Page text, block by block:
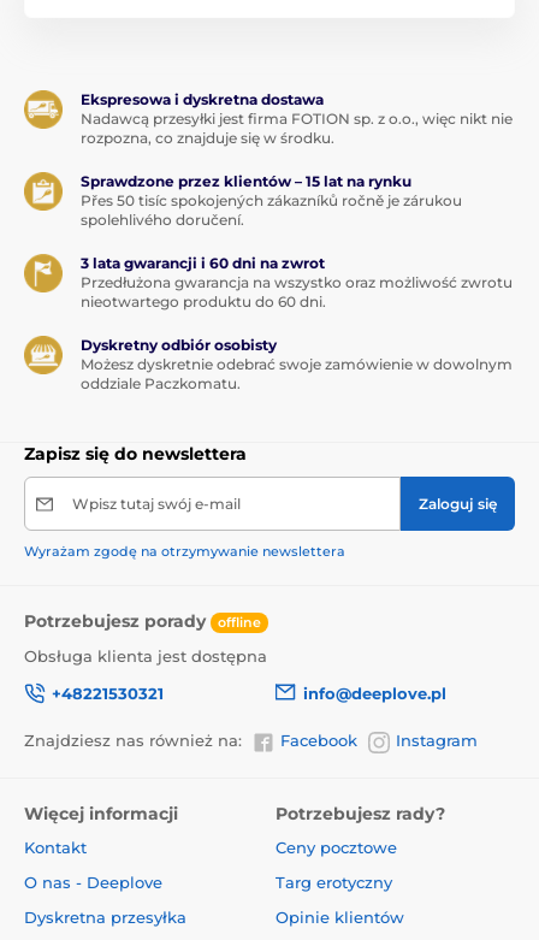
Ekspresowa i dyskretna dostawa
Nadawcą przesyłki jest firma FOTION sp. z o.o., więc nikt nie
rozpozna, co znajduje się w środku.
Sprawdzone przez klientów – 15 lat na rynku
Přes 50 tisíc spokojených zákazníků ročně je zárukou
spolehlivého doručení.
3 lata gwarancji i 60 dni na zwrot
Przedłużona gwarancja na wszystko oraz możliwość zwrotu
nieotwartego produktu do 60 dni.
Dyskretny odbiór osobisty
Możesz dyskretnie odebrać swoje zamówienie w dowolnym
oddziale Paczkomatu.
Zapisz się do newslettera
Wpisz tutaj swój e-mail Zaloguj się
Wyrażam zgodę na otrzymywanie newslettera
Potrzebujesz porady offline
Obsługa klienta jest dostępna
+48221530321
info@deeplove.pl
Znajdziesz nas również na: Facebook Instagram
Więcej informacji
Kontakt
O nas - Deeplove
Dyskretna przesyłka
Potrzebujesz rady?
Ceny pocztowe
Targ erotyczny
Opinie klientów